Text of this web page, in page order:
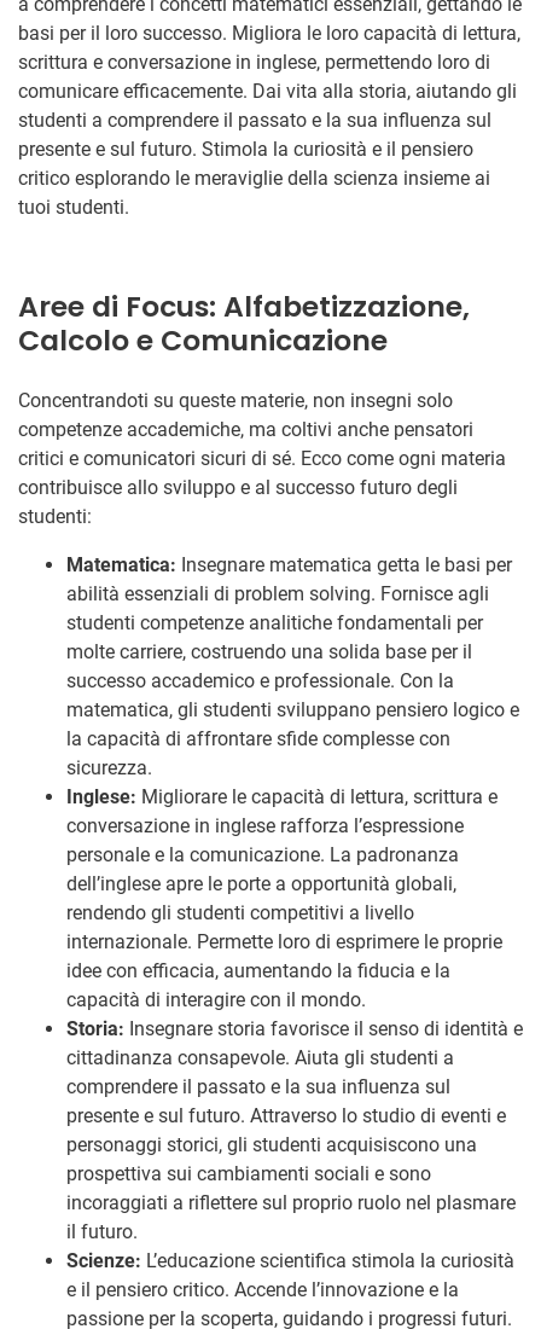
basi per il loro successo. Migliora le loro capacità di lettura,
scrittura e conversazione in inglese, permettendo loro di
comunicare efficacemente. Dai vita alla storia, aiutando gli
studenti a comprendere il passato e la sua influenza sul
presente e sul futuro. Stimola la curiosità e il pensiero
critico esplorando le meraviglie della scienza insieme ai
tuoi studenti.
Aree di Focus: Alfabetizzazione,
Calcolo e Comunicazione
Concentrandoti su queste materie, non insegni solo
competenze accademiche, ma coltivi anche pensatori
critici e comunicatori sicuri di sé. Ecco come ogni materia
contribuisce allo sviluppo e al successo futuro degli
studenti:
Matematica: Insegnare matematica getta le basi per
abilità essenziali di problem solving. Fornisce agli
studenti competenze analitiche fondamentali per
molte carriere, costruendo una solida base per il
successo accademico e professionale. Con la
matematica, gli studenti sviluppano pensiero logico e
la capacità di affrontare sfide complesse con
sicurezza.
Inglese: Migliorare le capacità di lettura, scrittura e
conversazione in inglese rafforza l’espressione
personale e la comunicazione. La padronanza
dell’inglese apre le porte a opportunità globali,
rendendo gli studenti competitivi a livello
internazionale. Permette loro di esprimere le proprie
idee con efficacia, aumentando la fiducia e la
capacità di interagire con il mondo.
Storia: Insegnare storia favorisce il senso di identità e
cittadinanza consapevole. Aiuta gli studenti a
comprendere il passato e la sua influenza sul
presente e sul futuro. Attraverso lo studio di eventi e
personaggi storici, gli studenti acquisiscono una
prospettiva sui cambiamenti sociali e sono
incoraggiati a riflettere sul proprio ruolo nel plasmare
il futuro.
Scienze: L’educazione scientifica stimola la curiosità
e il pensiero critico. Accende l’innovazione e la
passione per la scoperta, guidando i progressi futuri.